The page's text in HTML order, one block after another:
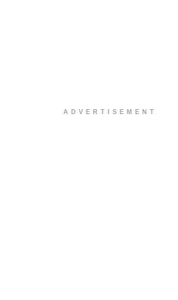
ADVERTISEMENT